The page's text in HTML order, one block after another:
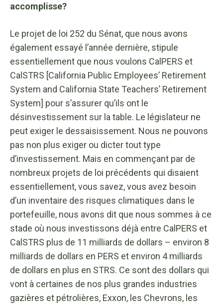
accomplisse?
Le projet de loi 252 du Sénat, que nous avons
également essayé l’année dernière, stipule
essentiellement que nous voulons CalPERS et
CalSTRS [California Public Employees’ Retirement
System and California State Teachers’ Retirement
System] pour s’assurer qu’ils ont le
désinvestissement sur la table. Le législateur ne
peut exiger le dessaisissement. Nous ne pouvons
pas non plus exiger ou dicter tout type
d’investissement. Mais en commençant par de
nombreux projets de loi précédents qui disaient
essentiellement, vous savez, vous avez besoin
d’un inventaire des risques climatiques dans le
portefeuille, nous avons dit que nous sommes à ce
stade où nous investissons déjà entre CalPERS et
CalSTRS plus de 11 milliards de dollars – environ 8
milliards de dollars en PERS et environ 4 milliards
de dollars en plus en STRS. Ce sont des dollars qui
vont à certaines de nos plus grandes industries
gazières et pétrolières, Exxon, les Chevrons, les